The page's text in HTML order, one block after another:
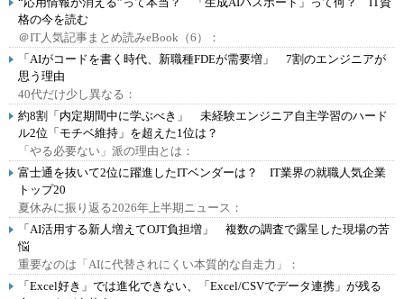
格の今を読む
＠IT人気記事まとめ読みeBook（6）：
「AIがコードを書く時代、新職種FDEが需要増」 7割のエンジニアが
思う理由
40代だけ少し異なる：
約8割「内定期間中に学ぶべき」 未経験エンジニア自主学習のハード
ル2位「モチベ維持」を超えた1位は？
「やる必要ない」派の理由とは：
富士通を抜いて2位に躍進したITベンダーは？ IT業界の就職人気企業
トップ20
夏休みに振り返る2026年上半期ニュース：
「AI活用する新人増えてOJT負担増」 複数の調査で露呈した現場の苦
悩
重要なのは「AIに代替されにくい本質的な自走力」：
「Excel好き」では進化できない、「Excel/CSVでデータ連携」が残る